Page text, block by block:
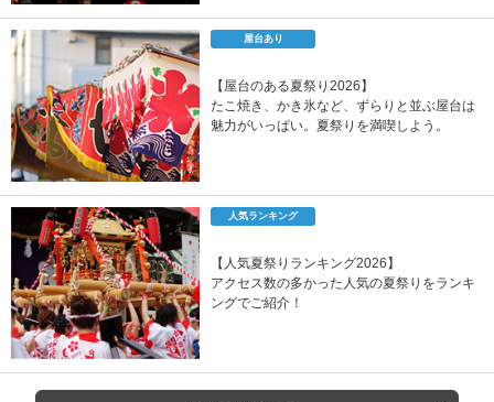
屋台あり
【屋台のある夏祭り2026】
たこ焼き、かき氷など、ずらりと並ぶ屋台は
魅力がいっぱい。夏祭りを満喫しよう。
人気ランキング
【人気夏祭りランキング2026】
アクセス数の多かった人気の夏祭りをランキ
ングでご紹介！